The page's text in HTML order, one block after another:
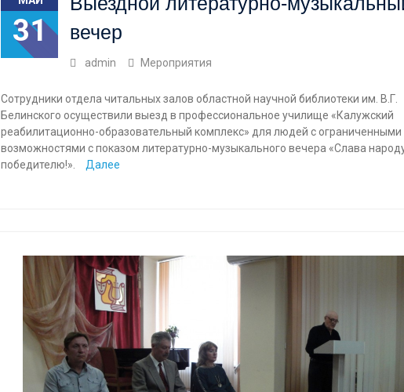
31
вечер
admin Мероприятия
Сотрудники отдела читальных залов областной научной библиотеки им. В.Г.
Белинского осуществили выезд в профессиональное училище «Калужский
реабилитационно-образовательный комплекс» для людей с ограниченными
возможностями с показом литературно-музыкального вечера «Слава
победителю!».
Далее